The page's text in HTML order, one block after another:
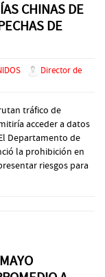
CHINAS DE
DE
Director de
tráfico de
acceder a datos
Departamento de
la prohibición en
riesgos para